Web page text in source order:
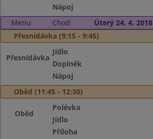
Nápoj
Menu
Chod
Úterý 24. 4. 2018
Přesnídávka (9:15 - 9:45)
Přesnídávka
Jídlo
Doplněk
Nápoj
Oběd (11:45 - 12:30)
Oběd
Polévka
Jídlo
Příloha